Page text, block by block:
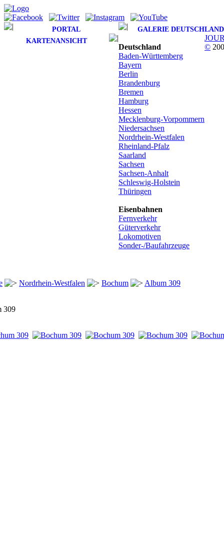
PORTAL
GALERIE DEUTSCHLAND
KARTENANSICHT
Deutschland
Baden-Württemberg
Bayern
Berlin
Brandenburg
Bremen
Hamburg
Hessen
Mecklenburg-Vorpommern
Niedersachsen
Nordrhein-Westfalen
Rheinland-Pfalz
Saarland
Sachsen
Sachsen-Anhalt
Schleswig-Holstein
Thüringen
Eisenbahnen
Fernverkehr
Güterverkehr
Lokomotiven
Sonder-/Baufahrzeuge
Nordrhein-Westfalen Bochum Album 309
309
©